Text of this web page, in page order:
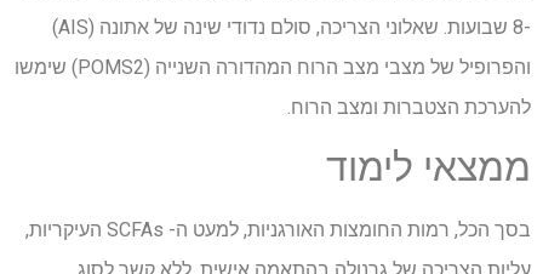
-8 שבועות. שאלוני הצריכה, סולם נדודי שינה של אתונה (AIS)
והפרופיל של מצבי מצב הרוח המהדורה השנייה (POMS2) שימשו
להערכת הצטברות ומצב הרוח.
ממצאי לימוד
בסך הכל, רמות החומצות האורגניות, למעט ה- SCFAs העיקריות,